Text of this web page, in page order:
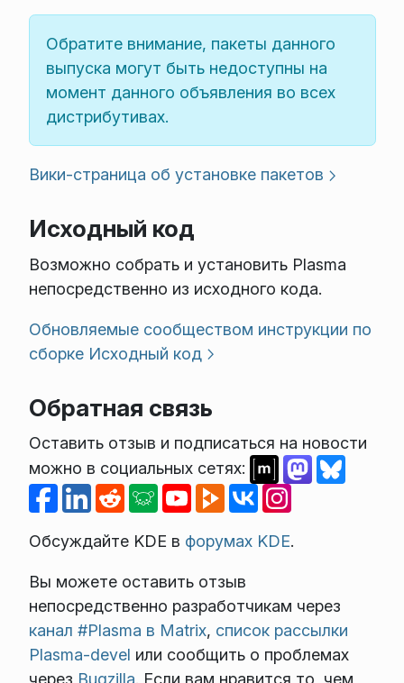
Обратите внимание, пакеты данного
выпуска могут быть недоступны на
момент данного объявления во всех
дистрибутивах.
Вики-страница об установке пакетов
Исходный код
Возможно собрать и установить Plasma
непосредственно из исходного кода.
Обновляемые сообществом инструкции по
сборке Исходный код
Обратная связь
Оставить отзыв и подписаться на новости
можно в социальных сетях:
Обсуждайте KDE в форумах KDE.
Вы можете оставить отзыв
непосредственно разработчикам через
канал #Plasma в Matrix, список рассылки
Plasma-devel или сообщить о проблемах